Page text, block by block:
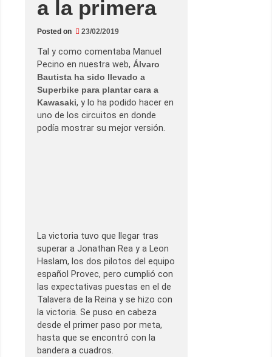
a la primera
Posted on 23/02/2019
Tal y como comentaba Manuel
Pecino en nuestra web, Álvaro
Bautista ha sido llevado a
Superbike para plantar cara a
Kawasaki, y lo ha podido hacer en
uno de los circuitos en donde
podía mostrar su mejor versión.
La victoria tuvo que llegar tras
superar a Jonathan Rea y a Leon
Haslam, los dos pilotos del equipo
español Provec, pero cumplió con
las expectativas puestas en el de
Talavera de la Reina y se hizo con
la victoria. Se puso en cabeza
desde el primer paso por meta,
hasta que se encontró con la
bandera a cuadros.